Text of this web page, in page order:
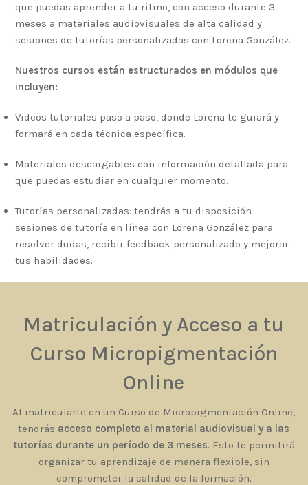
que puedas aprender a tu ritmo, con acceso durante 3
meses a materiales audiovisuales de alta calidad y
sesiones de tutorías personalizadas con Lorena González.
Nuestros cursos están estructurados en módulos que
incluyen:
Videos tutoriales paso a paso, donde Lorena te guiará y
formará en cada técnica específica.
Materiales descargables con información detallada para
que puedas estudiar en cualquier momento.
Tutorías personalizadas: tendrás a tu disposición
sesiones de tutoría en línea con Lorena González para
resolver dudas, recibir feedback personalizado y mejorar
tus habilidades.
Matriculación y Acceso a tu
Curso Micropigmentación
Online
Al matricularte en un Curso de Micropigmentación Online,
tendrás acceso completo al material audiovisual y a las
tutorías durante un período de 3 meses. Esto te permitirá
organizar tu aprendizaje de manera flexible, sin
comprometer la calidad de la formación.